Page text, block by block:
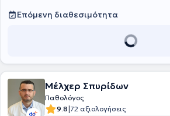
Επόμενη διαθεσιμότητα
Μέλχερ Σπυρίδων
Παθολόγος
9.8|72 αξιολογήσεις